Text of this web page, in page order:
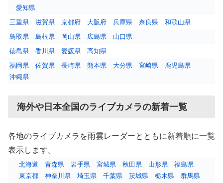
愛知県
三重県
滋賀県 京都府 大阪府 兵庫県 奈良県
和歌山県
鳥取県
島根県 岡山県 広島県
山口県
徳島県
香川県 愛媛県
高知県
福岡県
佐賀県 長崎県 熊本県 大分県 宮崎県
鹿児島県
沖縄県
海外や日本全国のライブカメラの新着一覧
各地のライブカメラを雨雲レーダーとともに新着順に一覧
表示します。
北海道 青森県 岩手県 宮城県 秋田県 山形県
福島県
東京都
神奈川県 埼玉県 千葉県 茨城県 栃木県
群馬県